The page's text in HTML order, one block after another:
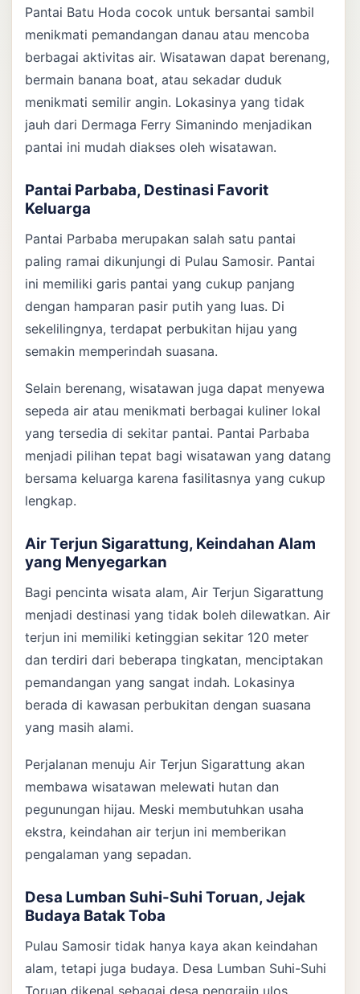
Pantai Batu Hoda cocok untuk bersantai sambil
menikmati pemandangan danau atau mencoba
berbagai aktivitas air. Wisatawan dapat berenang,
bermain banana boat, atau sekadar duduk
menikmati semilir angin. Lokasinya yang tidak
jauh dari Dermaga Ferry Simanindo menjadikan
pantai ini mudah diakses oleh wisatawan.
Pantai Parbaba, Destinasi Favorit
Keluarga
Pantai Parbaba merupakan salah satu pantai
paling ramai dikunjungi di Pulau Samosir. Pantai
ini memiliki garis pantai yang cukup panjang
dengan hamparan pasir putih yang luas. Di
sekelilingnya, terdapat perbukitan hijau yang
semakin memperindah suasana.
Selain berenang, wisatawan juga dapat menyewa
sepeda air atau menikmati berbagai kuliner lokal
yang tersedia di sekitar pantai. Pantai Parbaba
menjadi pilihan tepat bagi wisatawan yang datang
bersama keluarga karena fasilitasnya yang cukup
lengkap.
Air Terjun Sigarattung, Keindahan Alam
yang Menyegarkan
Bagi pencinta wisata alam, Air Terjun Sigarattung
menjadi destinasi yang tidak boleh dilewatkan. Air
terjun ini memiliki ketinggian sekitar 120 meter
dan terdiri dari beberapa tingkatan, menciptakan
pemandangan yang sangat indah. Lokasinya
berada di kawasan perbukitan dengan suasana
yang masih alami.
Perjalanan menuju Air Terjun Sigarattung akan
membawa wisatawan melewati hutan dan
pegunungan hijau. Meski membutuhkan usaha
ekstra, keindahan air terjun ini memberikan
pengalaman yang sepadan.
Desa Lumban Suhi-Suhi Toruan, Jejak
Budaya Batak Toba
Pulau Samosir tidak hanya kaya akan keindahan
alam, tetapi juga budaya. Desa Lumban Suhi-Suhi